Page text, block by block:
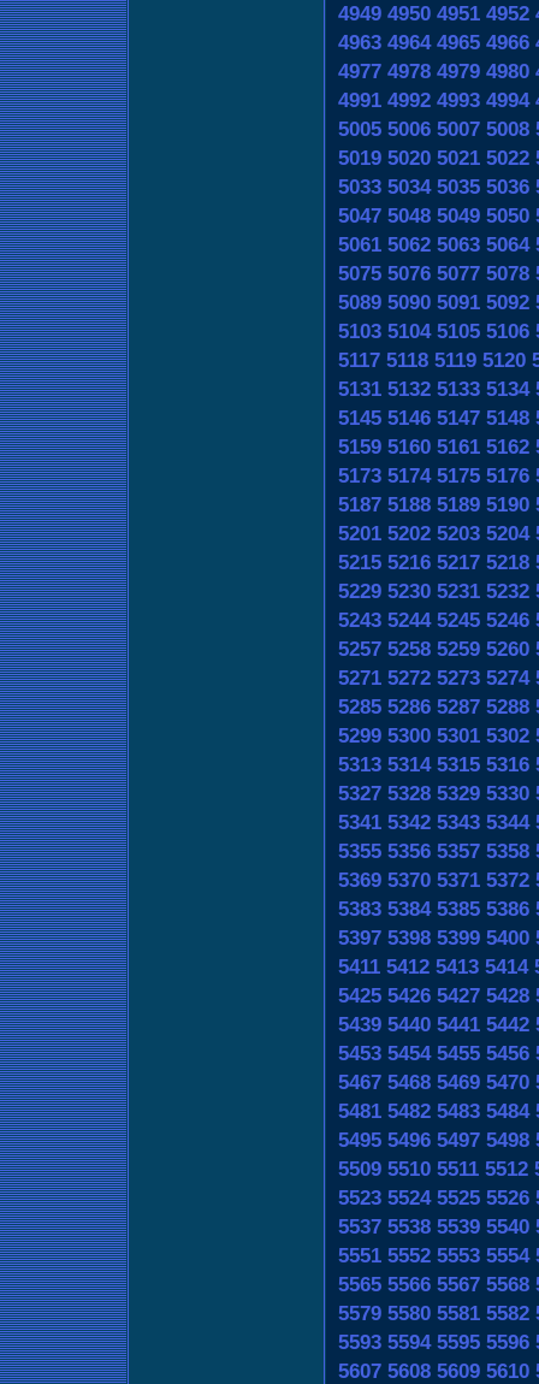
4949 4950 4951 4952
4963 4964 4965 4966
4977 4978 4979 4980
4991 4992 4993 4994
5005 5006 5007 5008
5019 5020 5021 5022
5033 5034 5035 5036
5047 5048 5049 5050
5061 5062 5063 5064
5075 5076 5077 5078
5089 5090 5091 5092
5103 5104 5105 5106
5117 5118 5119 5120
5131 5132 5133 5134
5145 5146 5147 5148
5159 5160 5161 5162
5173 5174 5175 5176
5187 5188 5189 5190
5201 5202 5203 5204
5215 5216 5217 5218
5229 5230 5231 5232
5243 5244 5245 5246
5257 5258 5259 5260
5271 5272 5273 5274
5285 5286 5287 5288
5299 5300 5301 5302
5313 5314 5315 5316
5327 5328 5329 5330
5341 5342 5343 5344
5355 5356 5357 5358
5369 5370 5371 5372
5383 5384 5385 5386
5397 5398 5399 5400
5411 5412 5413 5414
5425 5426 5427 5428
5439 5440 5441 5442
5453 5454 5455 5456
5467 5468 5469 5470
5481 5482 5483 5484
5495 5496 5497 5498
5509 5510 5511 5512
5523 5524 5525 5526
5537 5538 5539 5540
5551 5552 5553 5554
5565 5566 5567 5568
5579 5580 5581 5582
5593 5594 5595 5596
5607 5608 5609 5610